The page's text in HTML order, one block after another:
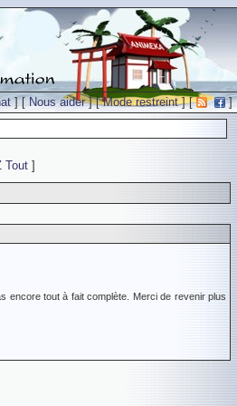
] [Nous aider] [Mode restreint] [ ]
Tout ]
encore tout à fait complète. Merci de revenir plus